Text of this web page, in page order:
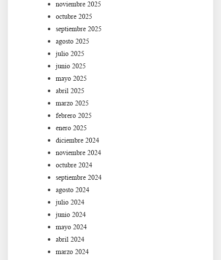
noviembre 2025
octubre 2025
septiembre 2025
agosto 2025
julio 2025
junio 2025
mayo 2025
abril 2025
marzo 2025
febrero 2025
enero 2025
diciembre 2024
noviembre 2024
octubre 2024
septiembre 2024
agosto 2024
julio 2024
junio 2024
mayo 2024
abril 2024
marzo 2024